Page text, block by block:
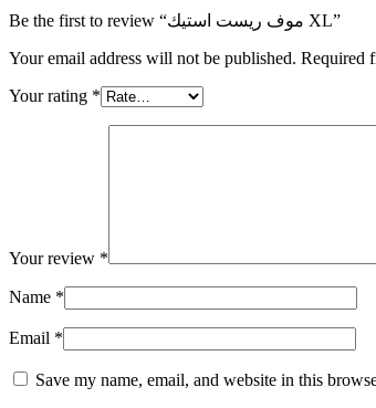
Be the first to review “موف ريست استيك XL”
Your email address will not be published. Required
Your rating *
Your review *
Name *
Email *
Save my name, email, and website in this